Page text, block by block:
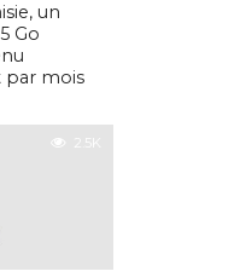
un
Go
par mois
2.5K